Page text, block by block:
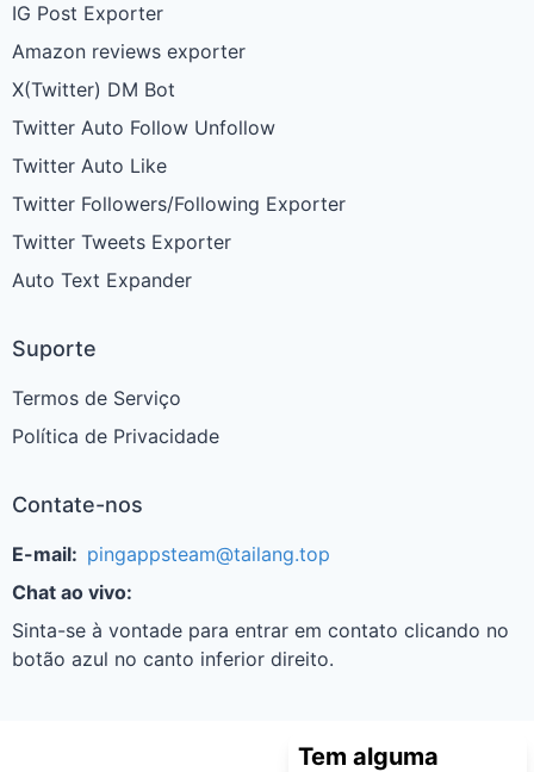
IG Post Exporter
Amazon reviews exporter
X(Twitter) DM Bot
Twitter Auto Follow Unfollow
Twitter Auto Like
Twitter Followers/Following Exporter
Twitter Tweets Exporter
Auto Text Expander
Suporte
Termos de Serviço
Política de Privacidade
Contate-nos
E-mail: pingappsteam@tailang.top
Chat ao vivo:
Sinta-se à vontade para entrar em contato clicando no
botão azul no canto inferior direito.
Tem alguma